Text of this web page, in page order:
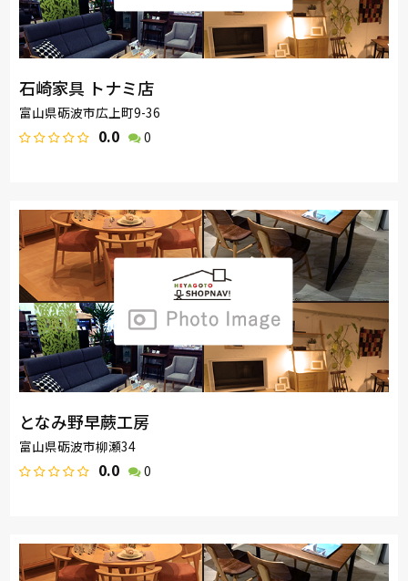
石崎家具 トナミ店
富山県砺波市広上町9-36
0.0 0
となみ野早蕨工房
富山県砺波市柳瀬34
0.0 0